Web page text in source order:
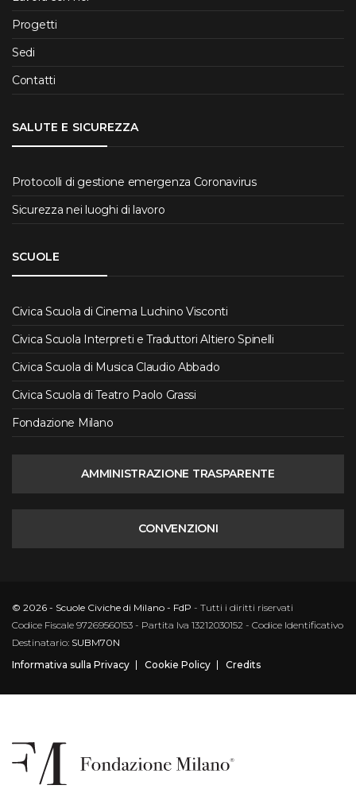
Progetti
Sedi
Contatti
SALUTE E SICUREZZA
Protocolli di gestione emergenza Coronavirus
Sicurezza nei luoghi di lavoro
SCUOLE
Civica Scuola di Cinema Luchino Visconti
Civica Scuola Interpreti e Traduttori Altiero Spinelli
Civica Scuola di Musica Claudio Abbado
Civica Scuola di Teatro Paolo Grassi
Fondazione Milano
AMMINISTRAZIONE TRASPARENTE
CONVENZIONI
© 2026 - Scuole Civiche di Milano - FdP - Tutti i diritti riservati
Codice Fiscale 97269560153 - Partita Iva 13212030152 - Codice Identificativo
Destinatario: SUBM70N
Informativa sulla Privacy
Cookie Policy Credits